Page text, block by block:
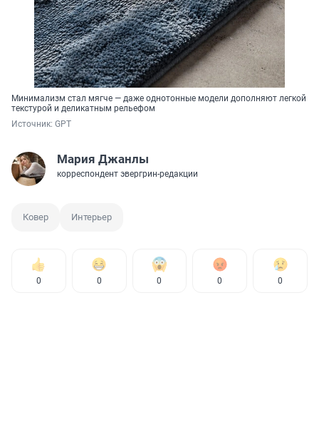
Минимализм стал мягче — даже однотонные модели дополняют легкой
текстурой и деликатным рельефом
Источник: GPT
Мария Джанлы
корреспондент эвергрин-редакции
Ковер Интерьер
0 0 0 0 0